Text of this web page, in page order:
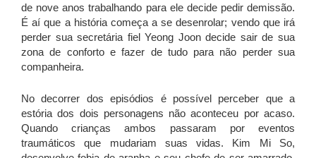
de nove anos trabalhando para ele decide pedir demissão.
É aí que a história começa a se desenrolar; vendo que irá
perder sua secretária fiel Yeong Joon decide sair de sua
zona de conforto e fazer de tudo para não perder sua
companheira.
No decorrer dos episódios é possível perceber que a
estória dos dois personagens não aconteceu por acaso.
Quando crianças ambos passaram por eventos
traumáticos que mudariam suas vidas. Kim Mi So,